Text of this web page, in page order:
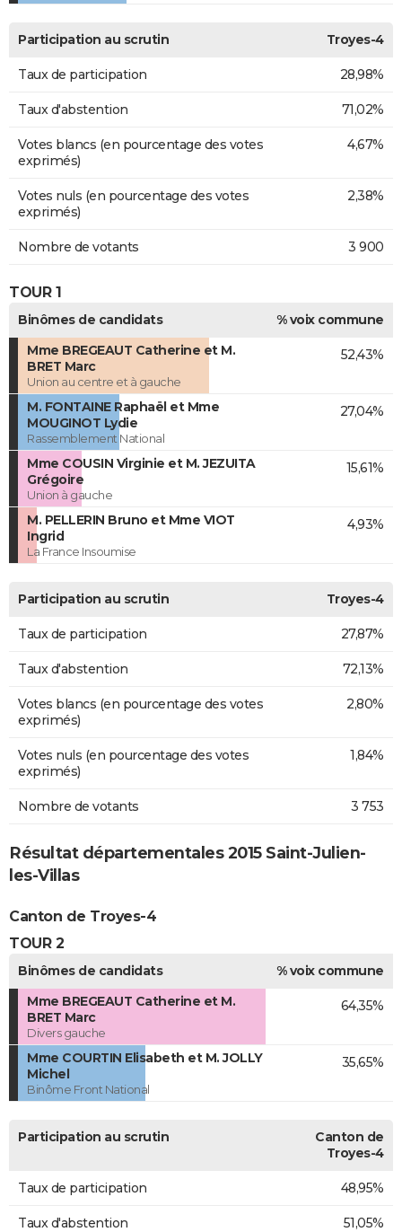
Participation au scrutin Troyes-4
Taux de participation 28,98%
Taux d'abstention 71,02%
Votes blancs (en pourcentage des votes
exprimés)
4,67%
Votes nuls (en pourcentage des votes
exprimés)
2,38%
Nombre de votants 3 900
TOUR 1
Binômes de candidats
% voix commune
Mme BREGEAUT Catherine et M.
BRET Marc
Union au centre et à gauche
52,43%
M. FONTAINE Raphaël et Mme
MOUGINOT Lydie
Rassemblement National
27,04%
Mme COUSIN Virginie et M. JEZUITA
Grégoire
Union à gauche
15,61%
M. PELLERIN Bruno et Mme VIOT
Ingrid
La France Insoumise
4,93%
Participation au scrutin Troyes-4
Taux de participation 27,87%
Taux d'abstention 72,13%
Votes blancs (en pourcentage des votes
exprimés)
2,80%
Votes nuls (en pourcentage des votes
exprimés)
1,84%
Nombre de votants 3 753
Résultat départementales 2015 Saint-Julien-
les-Villas
Canton de Troyes-4
TOUR 2
Binômes de candidats
% voix commune
Mme BREGEAUT Catherine et M.
BRET Marc
Divers gauche
64,35%
Mme COURTIN Elisabeth et M. JOLLY
Michel
Binôme Front National
35,65%
Participation au scrutin
Canton de
Troyes-4
Taux de participation 48,95%
Taux d'abstention 51,05%